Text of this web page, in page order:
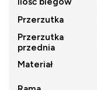
Przerzutka
Przerzutka
przednia
Materiał